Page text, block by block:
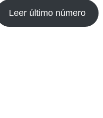
Leer último número